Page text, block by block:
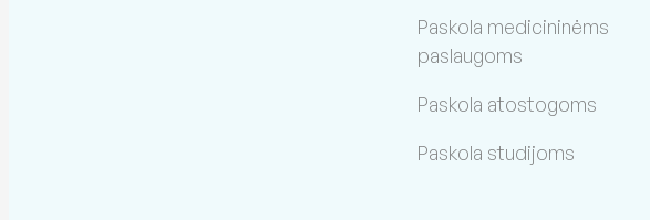
Paskola medicininėms
paslaugoms
Paskola atostogoms
Paskola studijoms